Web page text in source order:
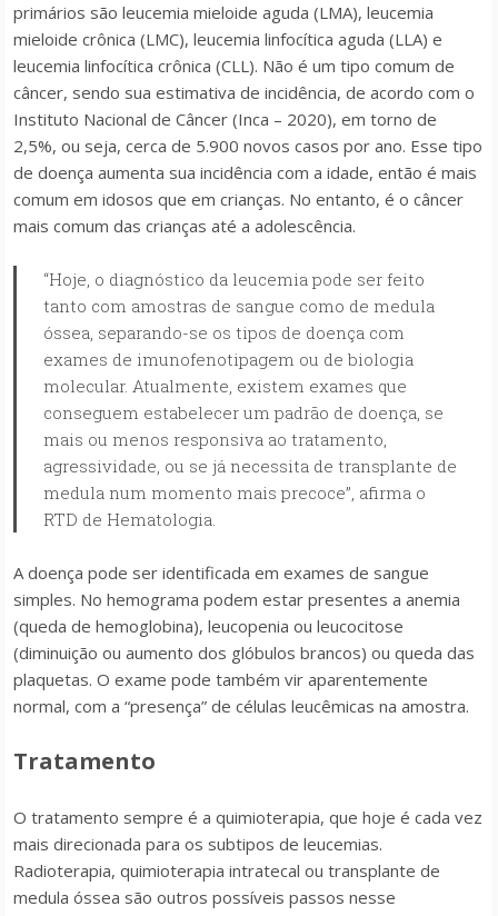
primários são leucemia mieloide aguda (LMA), leucemia
mieloide crônica (LMC), leucemia linfocítica aguda (LLA) e
leucemia linfocítica crônica (CLL). Não é um tipo comum de
câncer, sendo sua estimativa de incidência, de acordo com o
Instituto Nacional de Câncer (Inca – 2020), em torno de
2,5%, ou seja, cerca de 5.900 novos casos por ano. Esse tipo
de doença aumenta sua incidência com a idade, então é mais
comum em idosos que em crianças. No entanto, é o câncer
mais comum das crianças até a adolescência.
“Hoje, o diagnóstico da leucemia pode ser feito
tanto com amostras de sangue como de medula
óssea, separando-se os tipos de doença com
exames de imunofenotipagem ou de biologia
molecular. Atualmente, existem exames que
conseguem estabelecer um padrão de doença, se
mais ou menos responsiva ao tratamento,
agressividade, ou se já necessita de transplante de
medula num momento mais precoce”, afirma o
RTD de Hematologia.
A doença pode ser identificada em exames de sangue
simples. No hemograma podem estar presentes a anemia
(queda de hemoglobina), leucopenia ou leucocitose
(diminuição ou aumento dos glóbulos brancos) ou queda das
plaquetas. O exame pode também vir aparentemente
normal, com a “presença” de células leucêmicas na amostra.
Tratamento
O tratamento sempre é a quimioterapia, que hoje é cada vez
mais direcionada para os subtipos de leucemias.
Radioterapia, quimioterapia intratecal ou transplante de
medula óssea são outros possíveis passos nesse